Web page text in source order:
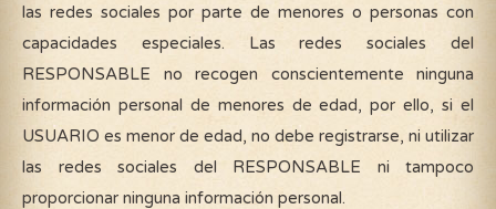
las redes sociales por parte de menores o personas con
capacidades especiales. Las redes sociales del
RESPONSABLE no recogen conscientemente ninguna
información personal de menores de edad, por ello, si el
USUARIO es menor de edad, no debe registrarse, ni utilizar
las redes sociales del RESPONSABLE ni tampoco
proporcionar ninguna información personal.